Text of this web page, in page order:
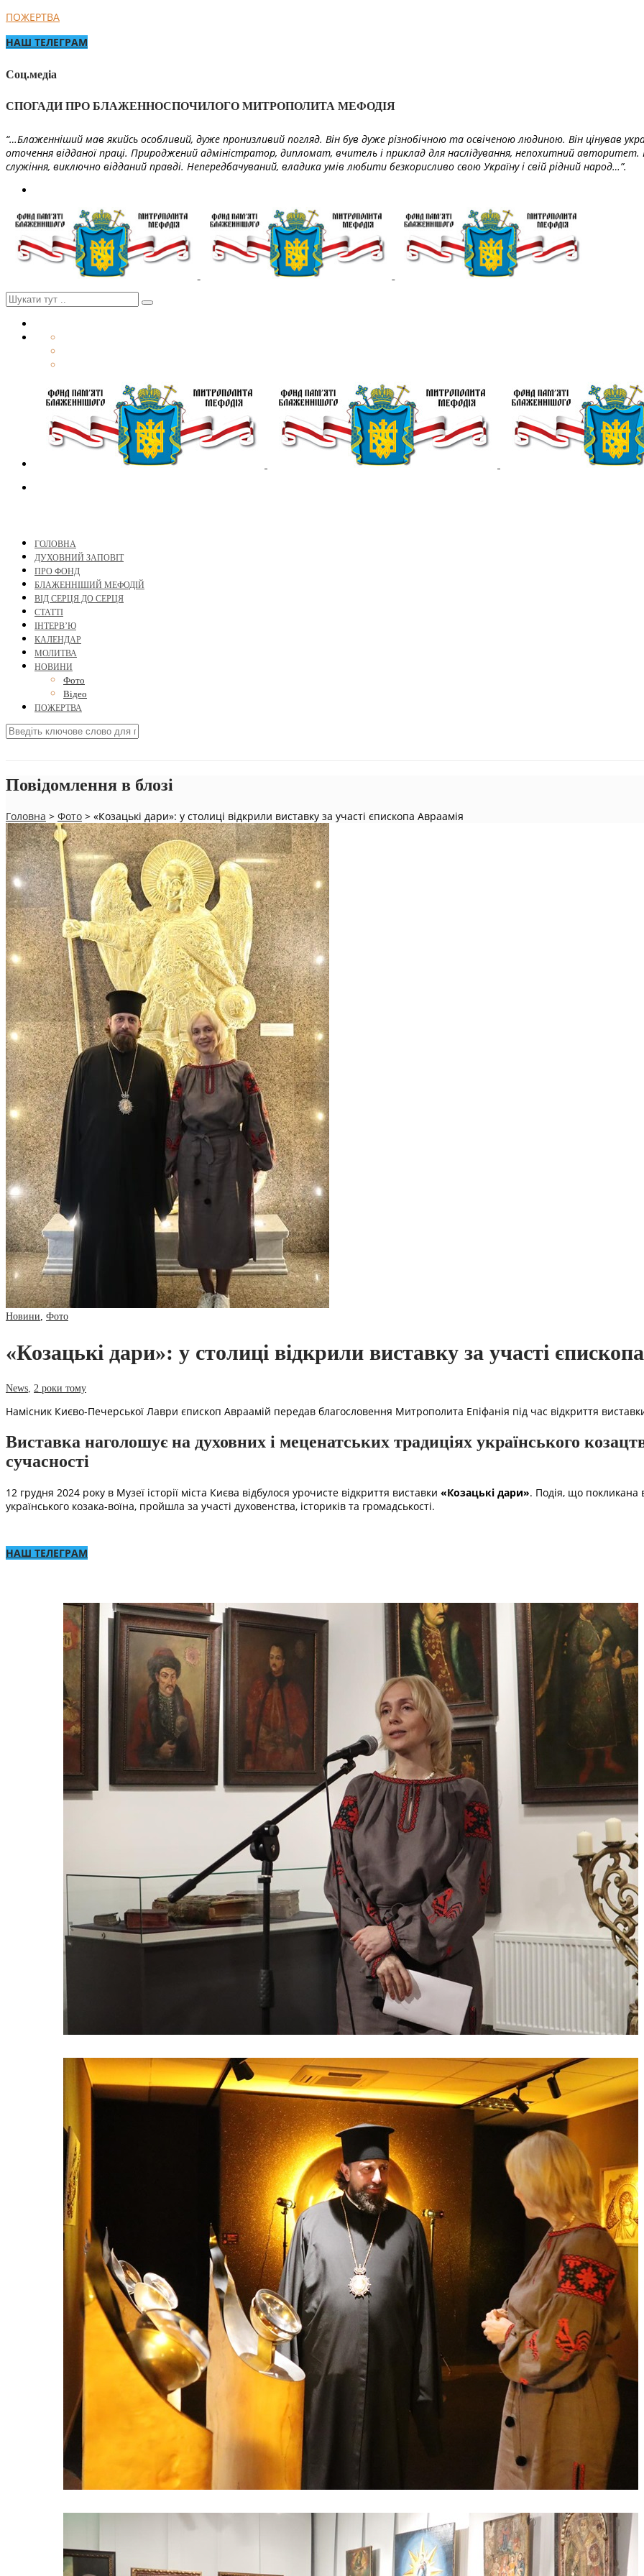
ПОЖЕРТВА
НАШ ТЕЛЕГРАМ
Соц.медіа
СПОГАДИ ПРО БЛАЖЕННОСПОЧИЛОГО МИТРОПОЛИТА МЕФОДІЯ
“…Блаженніший мав якийсь особливий, дуже пронизливий погляд. Він був дуже різнобічною та освіченою людиною. Він цінував
оточення відданої праці. Природжений адміністратор, дипломат, вчитель і приклад для наслідування, непохитний
служіння, виключно відданий правді. Непередбачуваний, владика умів любити безкорисливо свою Україну і свій рідний народ…”.
ГОЛОВНА
ДУХОВНИЙ ЗАПОВІТ
ПРО ФОНД
БЛАЖЕННІШИЙ МЕФОДІЙ
ВІД СЕРЦЯ ДО СЕРЦЯ
СТАТТІ
ІНТЕРВ’Ю
КАЛЕНДАР
МОЛИТВА
НОВИНИ
Фото
Відео
ПОЖЕРТВА
Повідомлення в блозі
Головна > Фото > «Козацькі дари»: у столиці відкрили виставку за участі єпископа Авраамія
Новини Фото
«Козацькі дари»: у столиці відкрили виставку за участі
News 2 роки тому
Намісник Києво-Печерської Лаври єпископ Авраамій передав благословення Митрополита Епіфанія під час відкриття
Виставка наголошує на духовних і меценатських традиціях українського
сучасності
12 грудня 2024 року в Музеї історії міста Києва відбулося урочисте відкриття виставки «Козацькі дари». Подія, що покликана
українського козака-воїна, пройшла за участі духовенства, істориків та громадськості.
НАШ ТЕЛЕГРАМ